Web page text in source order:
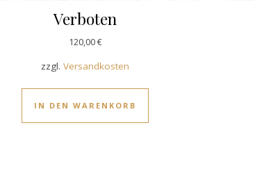
Verboten
120,00€
zzgl.Versandkosten
IN DEN WARENKORB